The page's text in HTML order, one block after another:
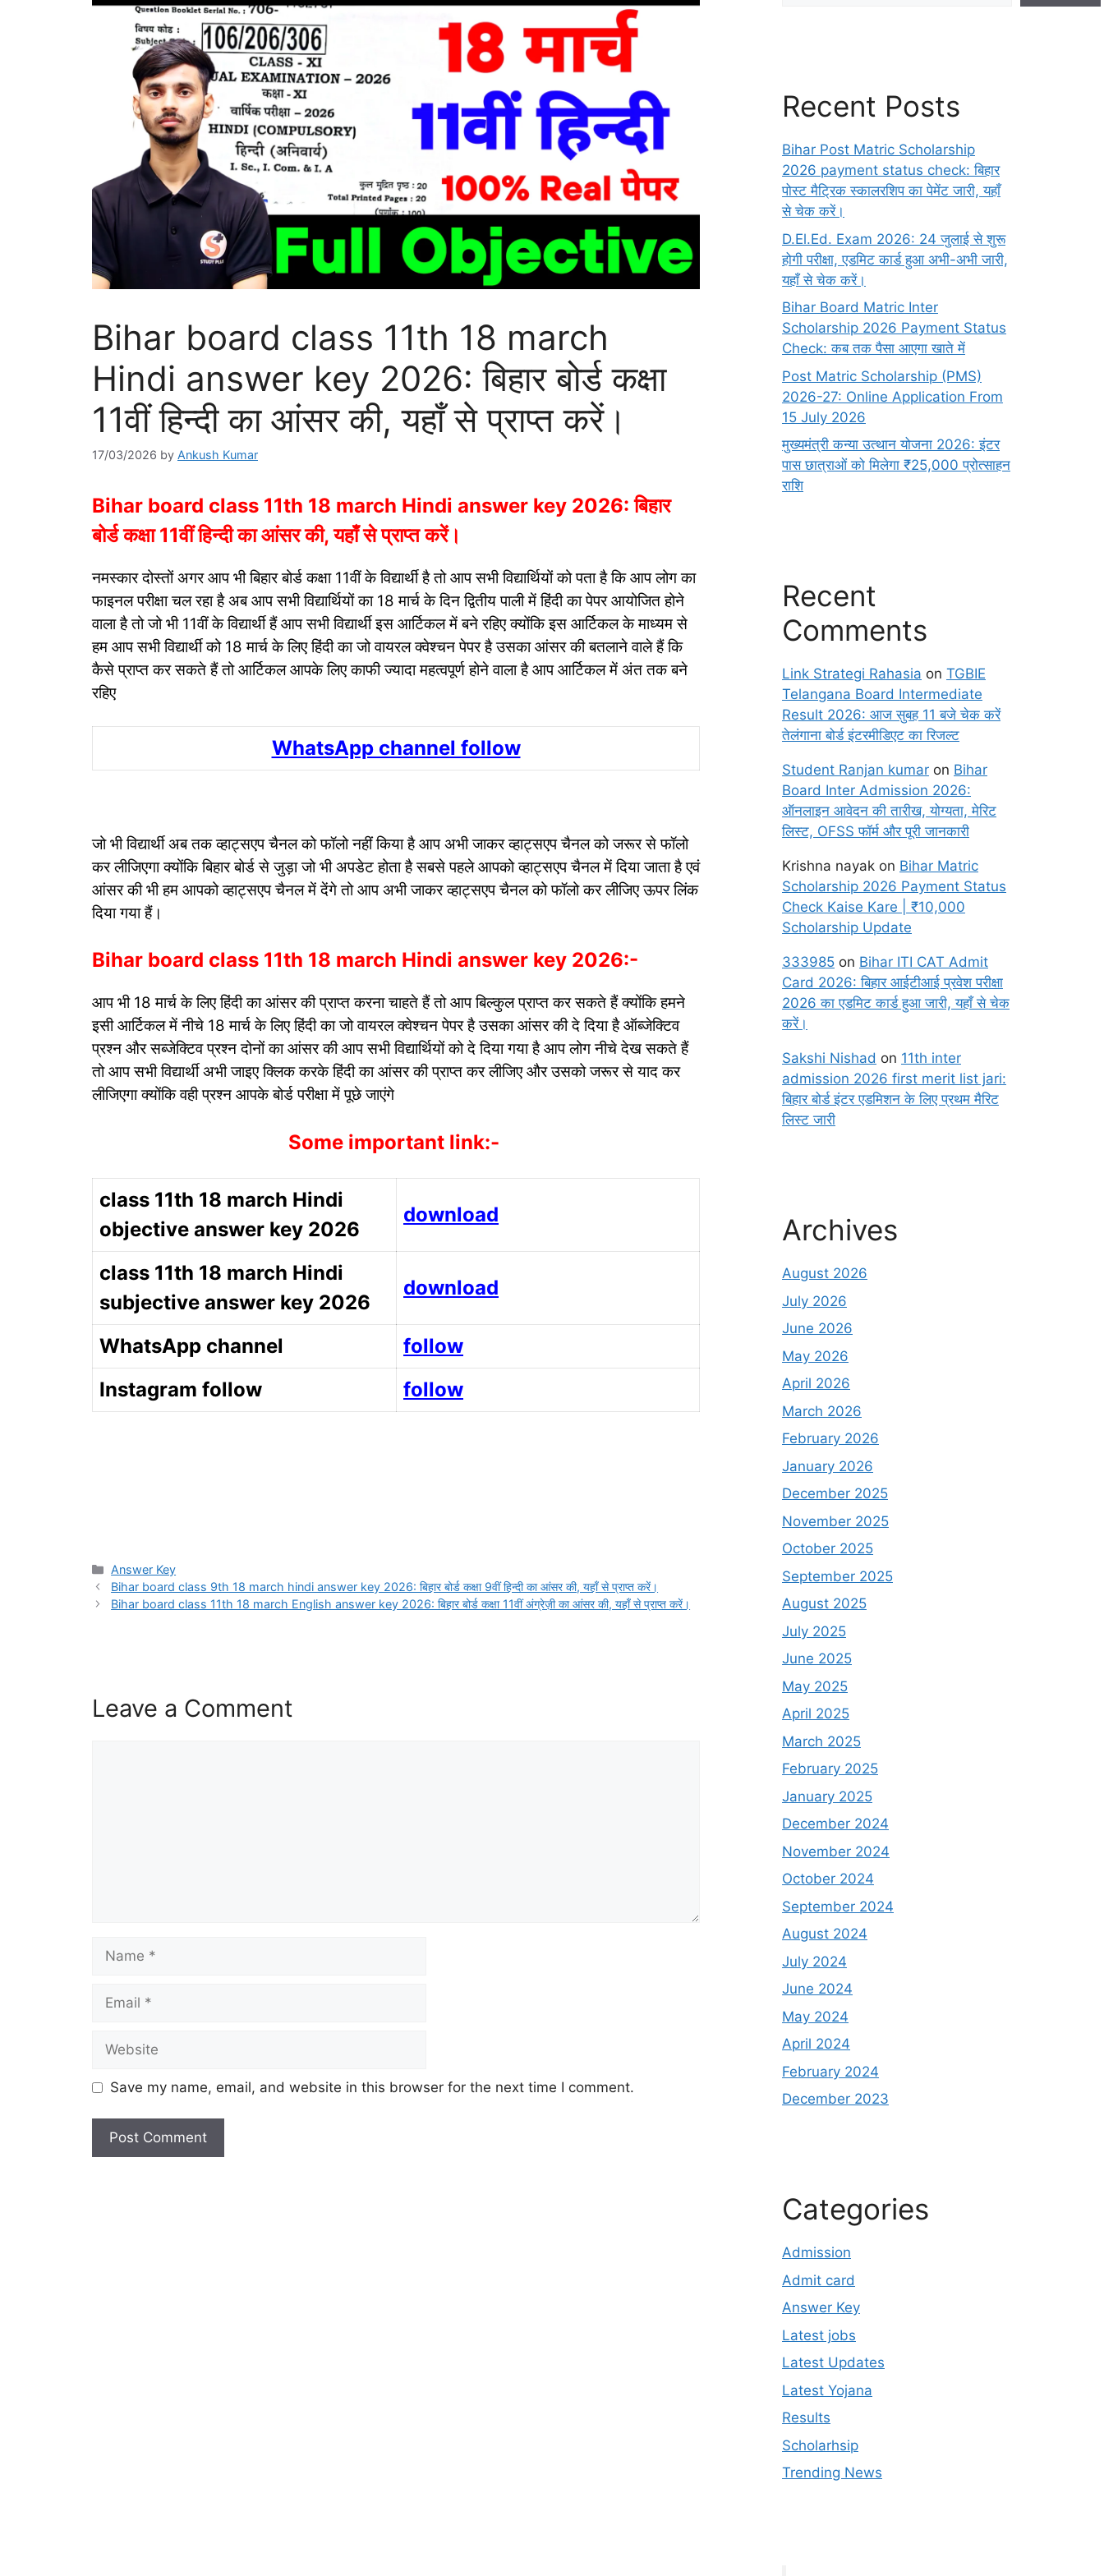
Bihar board class 11th 18 march
Hindi answer key 2026: बिहार बोर्ड कक्षा
11वीं हिन्दी का आंसर की, यहाँ से प्राप्त करें।
17/03/2026 by Ankush Kumar
Bihar board class 11th 18 march Hindi answer key 2026: बिहार
बोर्ड कक्षा 11वीं हिन्दी का आंसर की, यहाँ से प्राप्त करें।
नमस्कार दोस्तों अगर आप भी बिहार बोर्ड कक्षा 11वीं के विद्यार्थी है तो आप सभी विद्यार्थियों को पता है कि आप लोग का
फाइनल परीक्षा चल रहा है अब आप सभी विद्यार्थियों का 18 मार्च के दिन द्वितीय पाली में हिंदी का पेपर आयोजित होने
वाला है तो जो भी 11वीं के विद्यार्थी हैं आप सभी विद्यार्थी इस आर्टिकल में बने रहिए क्योंकि इस आर्टिकल के माध्यम से
हम आप सभी विद्यार्थी को 18 मार्च के लिए हिंदी का जो वायरल क्वेश्चन पेपर है उसका आंसर की बतलाने वाले हैं कि
कैसे प्राप्त कर सकते हैं तो आर्टिकल आपके लिए काफी ज्यादा महत्वपूर्ण होने वाला है आप आर्टिकल में अंत तक बने
रहिए
WhatsApp channel follow
जो भी विद्यार्थी अब तक व्हाट्सएप चैनल को फॉलो नहीं किया है आप अभी जाकर व्हाट्सएप चैनल को जरूर से फॉलो
कर लीजिएगा क्योंकि बिहार बोर्ड से जुड़ा जो भी अपडेट होता है सबसे पहले आपको व्हाट्सएप चैनल में दिया जाता है एवं
आंसर की भी हम आपको व्हाट्सएप चैनल में देंगे तो आप अभी जाकर व्हाट्सएप चैनल को फॉलो कर लीजिए ऊपर लिंक
दिया गया हैं।
Bihar board class 11th 18 march Hindi answer key 2026:-
आप भी 18 मार्च के लिए हिंदी का आंसर की प्राप्त करना चाहते हैं तो आप बिल्कुल प्राप्त कर सकते हैं क्योंकि हमने
इसी आर्टिकल में नीचे 18 मार्च के लिए हिंदी का जो वायरल क्वेश्चन पेपर है उसका आंसर की दे दिया है ऑब्जेक्टिव
प्रश्न और सब्जेक्टिव प्रश्न दोनों का आंसर की आप सभी विद्यार्थियों को दे दिया गया है आप लोग नीचे देख सकते हैं
तो आप सभी विद्यार्थी अभी जाइए क्लिक करके हिंदी का आंसर की प्राप्त कर लीजिए और उसको जरूर से याद कर
लीजिएगा क्योंकि वही प्रश्न आपके बोर्ड परीक्षा में पूछे जाएंगे
Some important link:-
class 11th 18 march Hindi
objective answer key 2026
download
class 11th 18 march Hindi
subjective answer key 2026
download
WhatsApp channel
follow
Instagram follow
follow
Categories
Answer Key
Bihar board class 9th 18 march hindi answer key 2026: बिहार बोर्ड कक्षा 9वीं हिन्दी का आंसर की, यहाँ से प्राप्त करें।
Bihar board class 11th 18 march English answer key 2026: बिहार बोर्ड कक्षा 11वीं अंग्रेज़ी का आंसर की, यहाँ से प्राप्त करें।
Leave a Comment
Save my name, email, and website in this browser for the next time I comment.
Recent Posts
Bihar Post Matric Scholarship
2026 payment status check: बिहार
पोस्ट मैट्रिक स्कालरशिप का पेमेंट जारी, यहाँ
से चेक करें।
D.El.Ed. Exam 2026: 24 जुलाई से शुरू
होगी परीक्षा, एडमिट कार्ड हुआ अभी-अभी जारी,
यहाँ से चेक करें।
Bihar Board Matric Inter
Scholarship 2026 Payment Status
Check: कब तक पैसा आएगा खाते में
Post Matric Scholarship (PMS)
2026-27: Online Application From
15 July 2026
मुख्यमंत्री कन्या उत्थान योजना 2026: इंटर
पास छात्राओं को मिलेगा ₹25,000 प्रोत्साहन
राशि
Recent
Comments
Link Strategi Rahasia on TGBIE
Telangana Board Intermediate
Result 2026: आज सुबह 11 बजे चेक करें
तेलंगाना बोर्ड इंटरमीडिएट का रिजल्ट
Student Ranjan kumar on Bihar
Board Inter Admission 2026:
ऑनलाइन आवेदन की तारीख, योग्यता, मेरिट
लिस्ट, OFSS फॉर्म और पूरी जानकारी
Krishna nayak on Bihar Matric
Scholarship 2026 Payment Status
Check Kaise Kare | ₹10,000
Scholarship Update
333985 on Bihar ITI CAT Admit
Card 2026: बिहार आईटीआई प्रवेश परीक्षा
2026 का एडमिट कार्ड हुआ जारी, यहाँ से चेक
करें।
Sakshi Nishad on 11th inter
admission 2026 first merit list jari:
बिहार बोर्ड इंटर एडमिशन के लिए प्रथम मैरिट
लिस्ट जारी
Archives
August 2026
July 2026
June 2026
May 2026
April 2026
March 2026
February 2026
January 2026
December 2025
November 2025
October 2025
September 2025
August 2025
July 2025
June 2025
May 2025
April 2025
March 2025
February 2025
January 2025
December 2024
November 2024
October 2024
September 2024
August 2024
July 2024
June 2024
May 2024
April 2024
February 2024
December 2023
Categories
Admission
Admit card
Answer Key
Latest jobs
Latest Updates
Latest Yojana
Results
Scholarhsip
Trending News